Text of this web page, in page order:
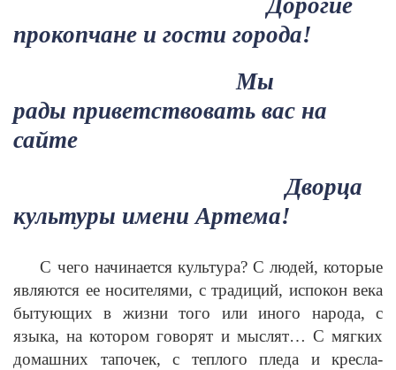
прокопчане и гости города!
Мы
рады приветствовать вас на
сайте
Дворца
культуры имени Артема!
С чего начинается культура? С людей, которые
являются ее носителями, с традиций, испокон века
бытующих в жизни того или иного народа, с
языка, на котором говорят и мыслят… С мягких
домашних тапочек, с теплого пледа и кресла-